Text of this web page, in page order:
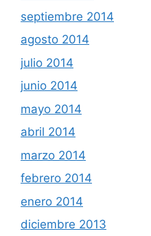
septiembre 2014
agosto 2014
julio 2014
junio 2014
mayo 2014
abril 2014
marzo 2014
febrero 2014
enero 2014
diciembre 2013